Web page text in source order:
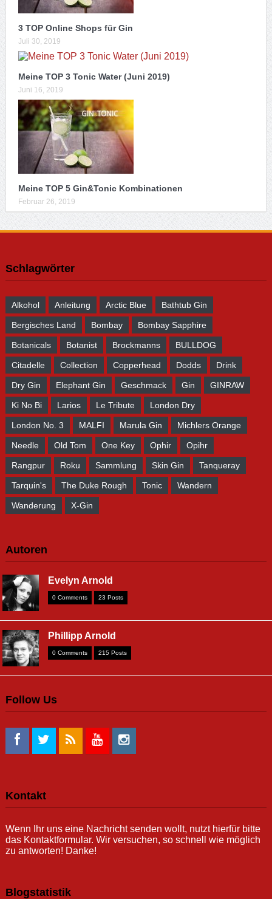
3 TOP Online Shops für Gin
Juli 30, 2019
Meine TOP 3 Tonic Water (Juni 2019)
Juni 16, 2019
Meine TOP 5 Gin&Tonic Kombinationen
Februar 26, 2019
Schlagwörter
Alkohol Anleitung Arctic Blue Bathtub Gin
Bergisches Land Bombay Bombay Sapphire
Botanicals Botanist Brockmanns BULLDOG
Citadelle Collection Copperhead Dodds Drink
Dry Gin Elephant Gin Geschmack Gin GINRAW
Ki No Bi Larios Le Tribute London Dry
London No. 3 MALFI Marula Gin Michlers Orange
Needle Old Tom One Key Ophir Opihr
Rangpur Roku Sammlung Skin Gin Tanqueray
Tarquin's The Duke Rough Tonic Wandern
Wanderung X-Gin
Autoren
Evelyn Arnold
0 Comments 23 Posts
Phillipp Arnold
0 Comments 215 Posts
Follow Us
Kontakt
Wenn Ihr uns eine Nachricht senden wollt, nutzt hierfür bitte
das Kontaktformular. Wir versuchen, so schnell wie möglich
zu antworten! Danke!
Blogstatistik